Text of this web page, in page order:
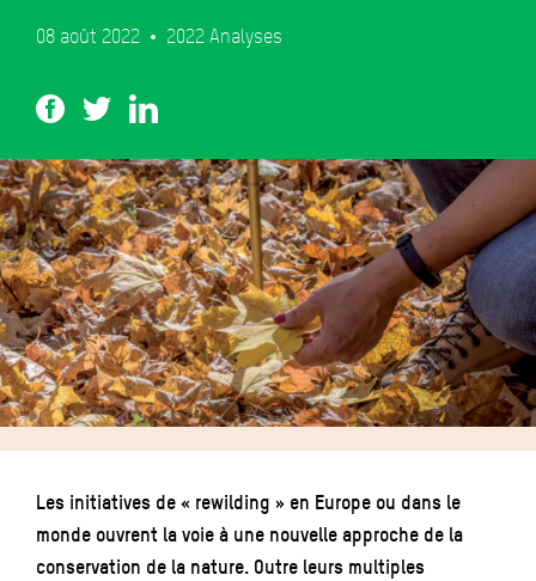
08 août 2022 2022 Analyses
Les initiatives de « rewilding » en Europe ou dans le
monde ouvrent la voie à une nouvelle approche de la
conservation de la nature. Outre leurs multiples